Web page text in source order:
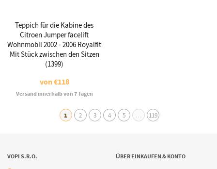
Teppich für die Kabine des
Citroen Jumper facelift
Wohnmobil 2002 - 2006 Royalfit
Mit Stück zwischen den Sitzen
(1399)
von€118
Versand innerhalb von 7 Tagen
1 2 3 4 5 … 119
VOPI S.R.O.
ÜBER EINKAUFEN & KONTO